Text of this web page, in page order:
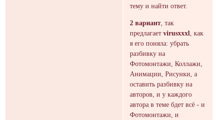
тему и найти ответ.
2 вариант , так
предлагаетvirusxxxl , как
я его поняла: убрать
разбивку на
Фотомонтажи, Коллажи,
Анимации, Рисунки, а
оставить разбивку на
авторов, и у каждого
автора в теме бдет всё - и
Фотомонтажи, и